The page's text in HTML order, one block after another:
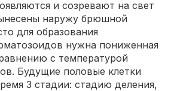
и созревают на свет
наружу брюшной
для образования
нужна пониженная
с температурой
Будущие половые клетки
3 стадии: стадию деления,